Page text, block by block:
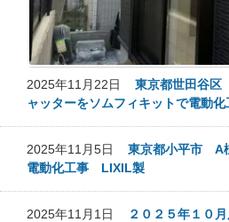
2025年11月22日 東京都世田谷
ャッターをソムフィキットで電動化
2025年11月5日 東京都小平市 A
電動化工事 LIXIL製
2025年11月1日 ２０２５年１